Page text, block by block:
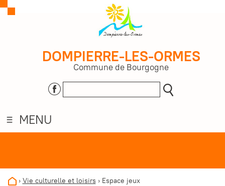
DOMPIERRE-LES-ORMES
Commune de Bourgogne
MENU
› Vie culturelle et loisirs › Espace jeux